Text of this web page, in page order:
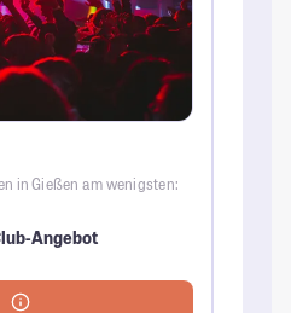
in Gießen am wenigsten:
Angebot